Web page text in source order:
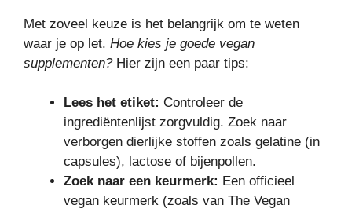
Met zoveel keuze is het belangrijk om te weten
waar je op let. Hoe kies je goede vegan
supplementen?Hier zijn een paar tips:
Lees het etiket: Controleer de
ingrediëntenlijst zorgvuldig. Zoek naar
verborgen dierlijke stoffen zoals gelatine (in
capsules), lactose of bijenpollen.
Zoek naar een keurmerk: Een officieel
vegan keurmerk (zoals van The Vegan